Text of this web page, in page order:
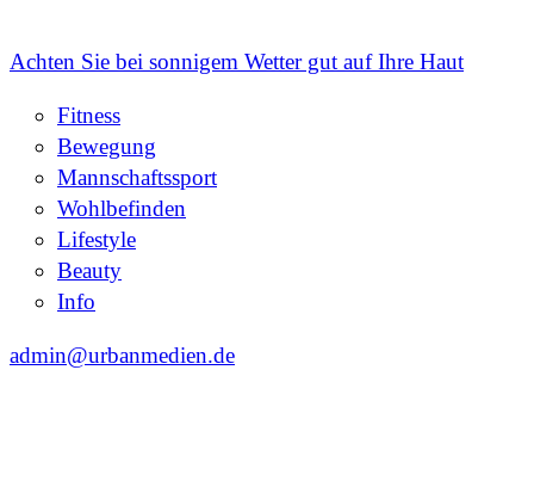
Achten Sie bei sonnigem Wetter gut auf Ihre Haut
Fitness
Bewegung
Mannschaftssport
Wohlbefinden
Lifestyle
Beauty
Info
admin@urbanmedien.de